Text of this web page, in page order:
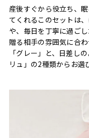
産後すぐから役立ち、
てくれるこのセットは
や、毎日を丁寧に過ご
贈る相手の雰囲気に合
「グレー」と、日差し
リュ」の2種類からお選